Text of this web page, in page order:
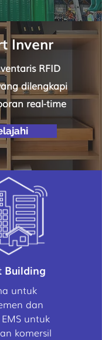
Invenr
RFID
dilengkapi
real-time
Building
untuk
dan
untuk
komersil